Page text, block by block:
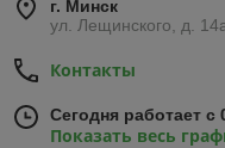
г. Минск
ул. Лещинского, д.
Контакты
Сегодня работает с
Показать весь